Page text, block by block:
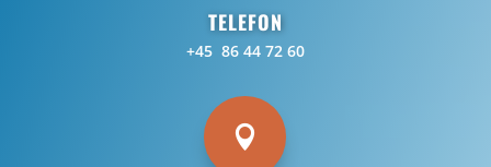
TELEFON
+45 86 44 72 60
